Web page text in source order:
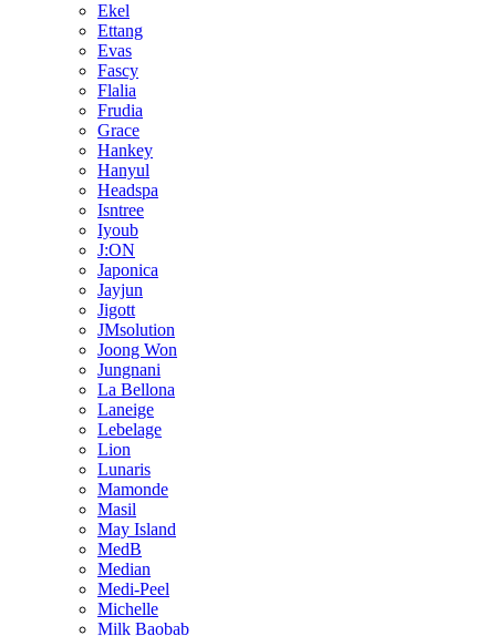
Ekel
Ettang
Evas
Fascy
Flalia
Frudia
Grace
Hankey
Hanyul
Headspa
Isntree
Iyoub
J:ON
Japonica
Jayjun
Jigott
JMsolution
Joong Won
Jungnani
La Bellona
Laneige
Lebelage
Lion
Lunaris
Mamonde
Masil
May Island
MedB
Median
Medi-Peel
Michelle
Milk Baobab